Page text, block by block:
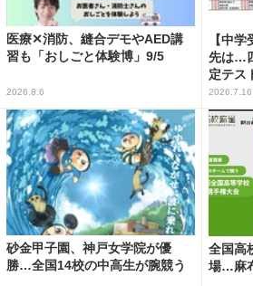
医療✕消防、縫合デモやAED講
習も「おしごと体験博」9/5
2026.8.6
【中
先は…
定テス
2026.7.16
砂金甲子園、神戸女学院が優
勝…全国14校の中高生が腕競う
全国高
場…麻